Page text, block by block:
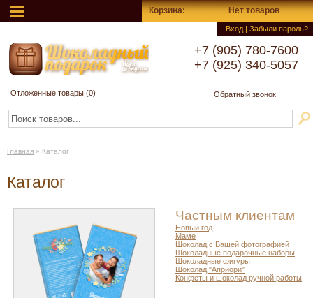
Вход | Забыли пароль?
Корзина: Нет товаров
+7 (905) 780-7600
+7 (925) 340-5057
Отложенные товары (0) Обратный звонок
Главная » Каталог
Каталог
Частным клиентам
Новый год
Маме
Шоколад с Вашей фотографией
Шоколадные подарочные наборы
Шоколадные фигуры
Шоколад "Априори"
Конфеты и шоколад ручной работы